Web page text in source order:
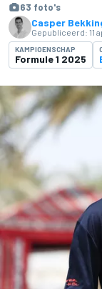
63 foto's
Casper
Gepubliceerd: 11
KAMPIOENSCHAP
Formule 1 2025